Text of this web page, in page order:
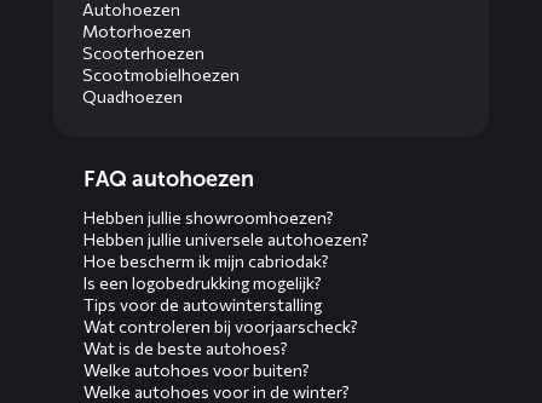
Autohoezen
Motorhoezen
Scooterhoezen
Scootmobielhoezen
Quadhoezen
menusFAQ autohoezen
Hebben jullie showroomhoezen?
Hebben jullie universele autohoezen?
Hoe bescherm ik mijn cabriodak?
Is een logobedrukking mogelijk?
Tips voor de autowinterstalling
Wat controleren bij voorjaarscheck?
Wat is de beste autohoes?
Welke autohoes voor buiten?
Welke autohoes voor in de winter?